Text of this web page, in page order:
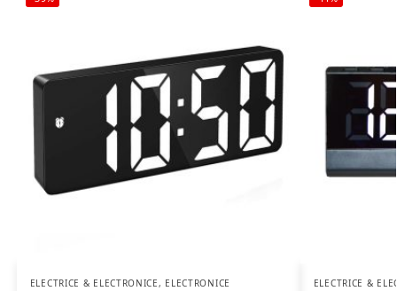
ELECTRICE & ELECTRONICE, ELECTRONICE ELECTRICE &